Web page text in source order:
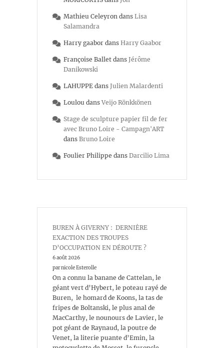
Mathieu Celeyron dans Lisa
Salamandra
Harry gaabor dans Harry Gaabor
Françoise Ballet dans Jérôme
Danikowski
LAHUPPE dans Julien Malardenti
Loulou dans Veijo Rönkkönen
Stage de sculpture papier fil de fer
avec Bruno Loire - Campagn'ART
dans Bruno Loire
Foulier Philippe dans Darcilio Lima
BUREN À GIVERNY : DERNIÈRE
EXACTION DES TROUPES
D’OCCUPATION EN DÉROUTE ?
6 août 2026
par nicole Esterolle
On a connu la banane de Cattelan, le
géant vert d’Hybert, le poteau rayé de
Buren, le homard de Koons, la tas de
fripes de Boltanski, le plus anal de
MacCarthy, le nounours de Lavier, le
pot géant de Raynaud, la poutre de
Venet, la literie puante d’Emin, la